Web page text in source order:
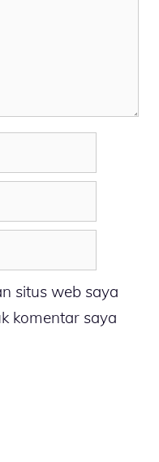
situs web saya
komentar saya